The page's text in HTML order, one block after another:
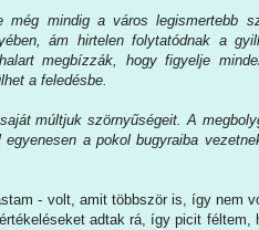
mindig a város legismertebb
ám hirtelen folytatódnak a
megbízzák, hogy figyelje
a feledésbe.
múltjuk szörnyűségeit. A
a pokol bugyraiba
- volt, amit többször is, így nem
adtak rá, így picit féltem,